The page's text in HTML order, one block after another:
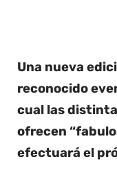
Una nueva
reconocido
cual las
ofrecen
efectuará el